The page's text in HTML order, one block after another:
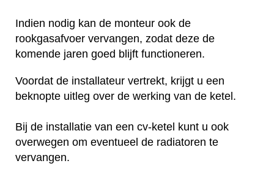
Indien nodig kan de monteur ook de
rookgasafvoer vervangen, zodat deze de
komende jaren goed blijft functioneren.
Voordat de installateur vertrekt, krijgt u een
beknopte uitleg over de werking van de ketel.
Bij de installatie van een cv-ketel kunt u ook
overwegen om eventueel de radiatoren te
vervangen.